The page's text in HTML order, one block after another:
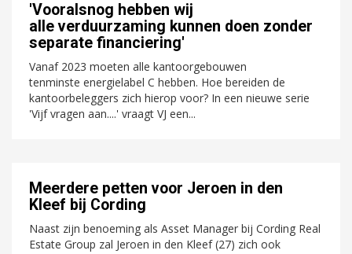
'Vooralsnog hebben wij
alle verduurzaming kunnen doen zonder
separate financiering'
Vanaf 2023 moeten alle kantoorgebouwen
tenminste energielabel C hebben. Hoe bereiden de
kantoorbeleggers zich hierop voor? In een nieuwe serie
'Vijf vragen aan....' vraagt VJ een...
Meerdere petten voor Jeroen in den
Kleef bij Cording
Naast zijn benoeming als Asset Manager bij Cording Real
Estate Group zal Jeroen in den Kleef (27) zich ook